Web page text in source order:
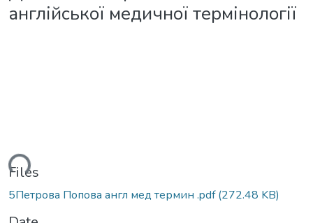
англійської медичної термінології
Files
5Петрова Попова англ мед термин .pdf(272.48 KB)